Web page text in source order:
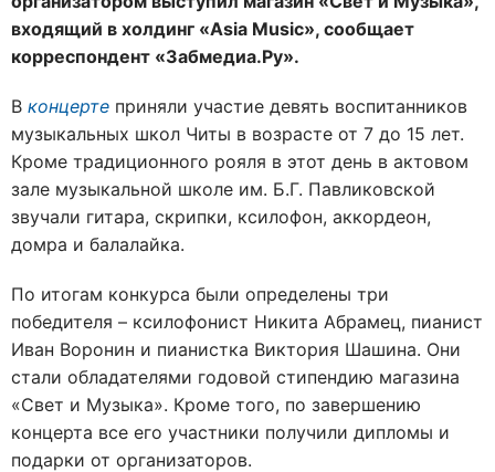
входящий в холдинг «Asia Music», сообщает
корреспондент «Забмедиа.Ру».
В концерте приняли участие девять воспитанников
музыкальных школ Читы в возрасте от 7 до 15 лет.
Кроме традиционного рояля в этот день в актовом
зале музыкальной школе им. Б.Г. Павликовской
звучали гитара, скрипки, ксилофон, аккордеон,
домра и балалайка.
По итогам конкурса были определены три
победителя – ксилофонист Никита Абрамец, пианист
Иван Воронин и пианистка Виктория Шашина. Они
стали обладателями годовой стипендию магазина
«Свет и Музыка». Кроме того, по завершению
концерта все его участники получили дипломы и
подарки от организаторов.